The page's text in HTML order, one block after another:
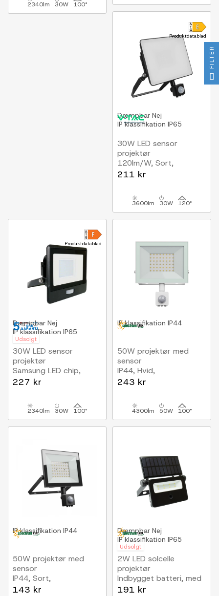
2340lm 30W 100°
Produktdatablad
Dæmpbar Nej
IP klassifikation IP65
30W LED sensor
projektør
120lm/W, Sort,
arbejdslampe, Hurtig
211 kr
3600lm 30W 120°
Produktdatablad
Udsolgt
Dæmpbar Nej
IP klassifikation IP65
30W LED sensor
projektør
Samsung LED chip,
arbejdslampe
227 kr
2340lm 30W 100°
IP klassifikation IP44
50W projektør med
sensor
IP44, Hvid,
arbejdslampe, PIR
243 kr
4300lm 50W 100°
IP klassifikation IP44
50W projektør med
sensor
IP44, Sort,
arbejdslampe, PIR
143 kr
Udsolgt
Dæmpbar Nej
IP klassifikation IP65
2W LED solcelle
projektør
Indbygget batteri, med
sensor, udendørs,
191 kr
FILTER